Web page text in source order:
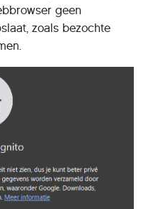
geen
zoals bezochte